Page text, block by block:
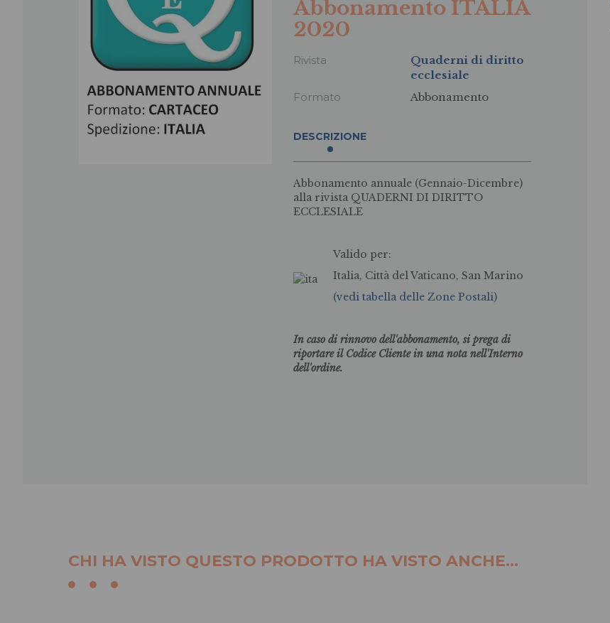
Abbonamento ITALIA
2020
Rivista
Quaderni di diritto
ecclesiale
Formato
Abbonamento
DESCRIZIONE
Abbonamento annuale (Gennaio-Dicembre)
alla rivista QUADERNI DI DIRITTO
ECCLESIALE
Valido per:
Italia, Città del Vaticano, San Marino
(vedi tabella delle Zone Postali)
In caso di rinnovo dell'abbonamento, si prega di
riportare il Codice Cliente in una nota nell'Interno
dell'ordine.
CHI HA VISTO QUESTO PRODOTTO HA VISTO ANCHE...